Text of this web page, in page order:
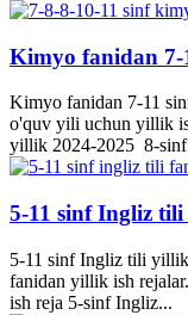
Kimyo fanidan
Kimyo fanidan 7-11
o'quv yili uchun yillik
yillik 2024-2025 8-
5-11 sinf Ingliz
5-11 sinf Ingliz tili
fanidan yillik ish
ish reja 5-sinf Ingliz...